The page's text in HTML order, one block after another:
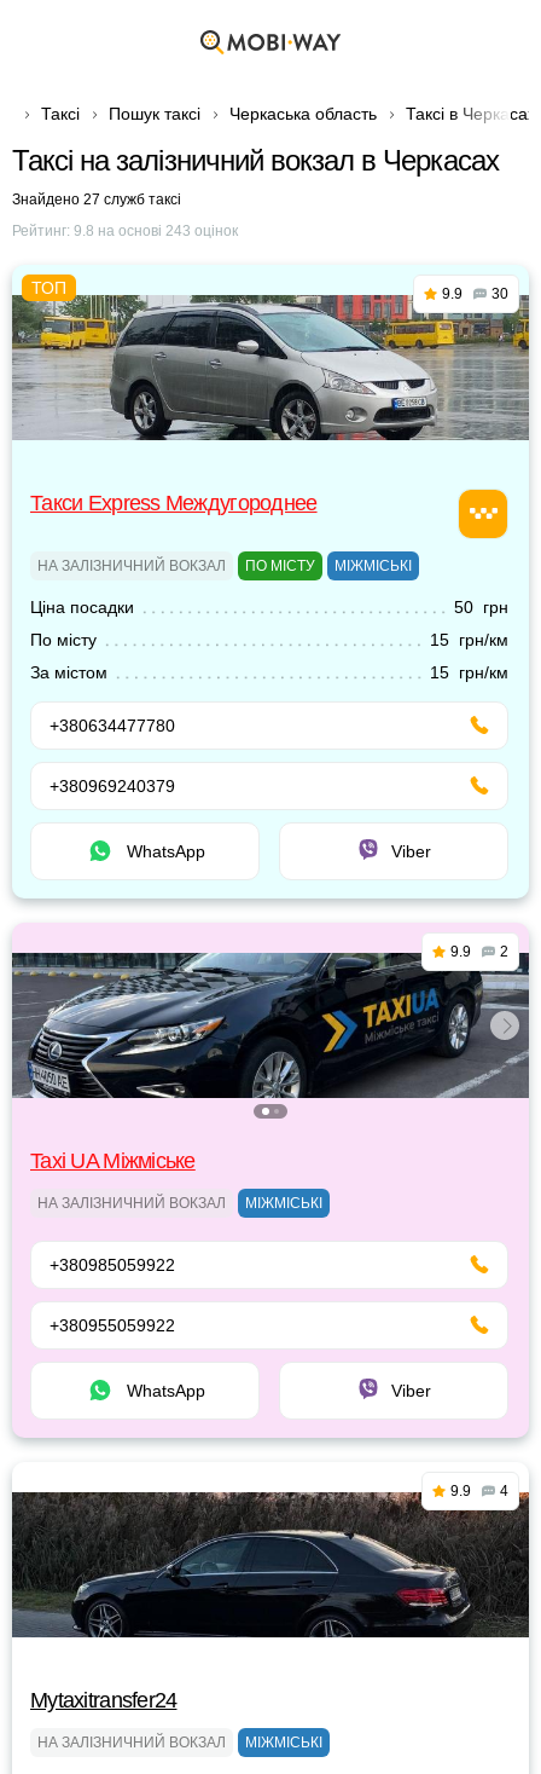
Таксі Пошук таксі Черкаська область Таксі в Черкасах
Таксі на залізничний вокзал в Черкасах
Знайдено 27 служб таксі
Рейтинг: 9.8 на основі 243 оцінок
9.9 30
Такси Express Междугороднее
НА ЗАЛІЗНИЧНИЙ ВОКЗАЛ ПО МІСТУ МІЖМІСЬКІ
Ціна посадки
50 грн
По місту
15 грн/км
За містом
15 грн/км
+380634477780
+380969240379
WhatsApp Viber
9.9 2
Taxi UA Міжміське
НА ЗАЛІЗНИЧНИЙ ВОКЗАЛ МІЖМІСЬКІ
+380985059922
+380955059922
WhatsApp Viber
9.9 4
Mytaxitransfer24
НА ЗАЛІЗНИЧНИЙ ВОКЗАЛ МІЖМІСЬКІ